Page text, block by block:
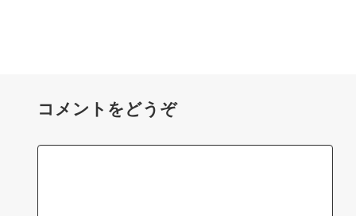
コメントをどうぞ